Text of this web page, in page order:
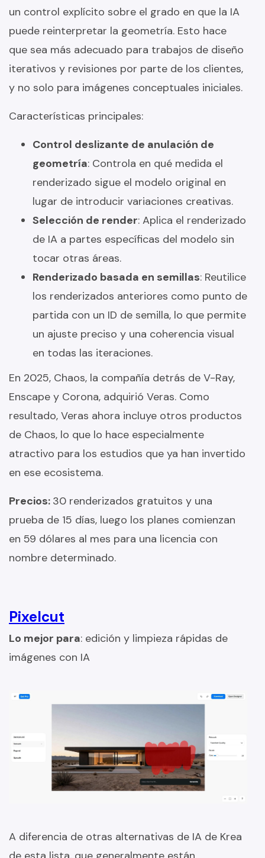
un control explícito sobre el grado en que la IA
puede reinterpretar la geometría. Esto hace
que sea más adecuado para trabajos de diseño
iterativos y revisiones por parte de los clientes,
y no solo para imágenes conceptuales iniciales.
Características principales:
Control deslizante de anulación de
geometría: Controla en qué medida el
renderizado sigue el modelo original en
lugar de introducir variaciones creativas.
Selección de render: Aplica el renderizado
de IA a partes específicas del modelo sin
tocar otras áreas.
Renderizado basada en semillas: Reutilice
los renderizados anteriores como punto de
partida con un ID de semilla, lo que permite
un ajuste preciso y una coherencia visual
en todas las iteraciones.
En 2025, Chaos, la compañía detrás de V-Ray,
Enscape y Corona, adquirió Veras. Como
resultado, Veras ahora incluye otros productos
de Chaos, lo que lo hace especialmente
atractivo para los estudios que ya han invertido
en ese ecosistema.
Precios: 30 renderizados gratuitos y una
prueba de 15 días, luego los planes comienzan
en 59 dólares al mes para una licencia con
nombre determinado.
Pixelcut
Lo mejor para: edición y limpieza rápidas de
imágenes con IA
A diferencia de otras alternativas de IA de Krea